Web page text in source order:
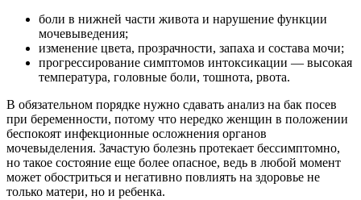
боли в нижней части живота и нарушение функции
мочевыведения;
изменение цвета, прозрачности, запаха и состава мочи;
прогрессирование симптомов интоксикации — высокая
температура, головные боли, тошнота, рвота.
В обязательном порядке нужно сдавать анализ на бак посев
при беременности, потому что нередко женщин в положении
беспокоят инфекционные осложнения органов
мочевыделения. Зачастую болезнь протекает бессимптомно,
но такое состояние еще более опасное, ведь в любой момент
может обостриться и негативно повлиять на здоровье не
только матери, но и ребенка.